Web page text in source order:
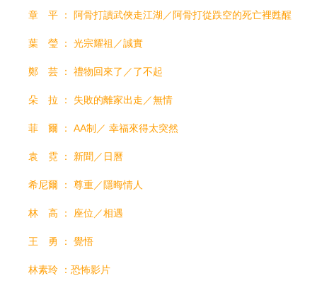
​章 平 ： 阿骨打讀武俠走江湖／阿骨打從跌空的死亡裡甦醒
葉 瑩 ： 光宗耀祖／誠實
​鄭 芸 ： 禮物回來了／了不起
朵 拉 ： 失敗的離家出走／無情
菲 爾 ： AA制／ 幸福來得太突然
袁 霓 ： 新聞／日曆
希尼爾 ： 尊重／隱晦情人
林 高 ： 座位／相遇
​王 勇 ： 覺悟
​林素玲 ：恐怖影片